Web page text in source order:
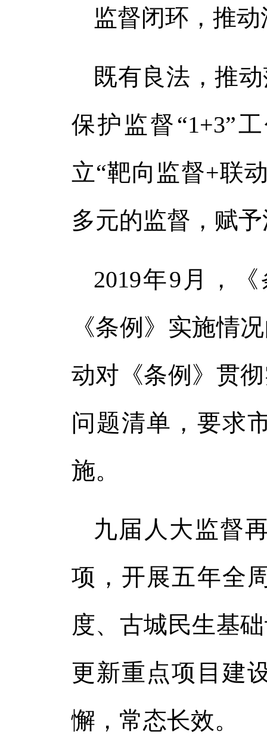
监督闭环，推
既有良法，推
保护监督“1+3”
立“靶向监督+联
多元的监督，赋
2019年9月，
《条例》实施情
动对《条例》贯
问题清单，要求
施。
九届人大监督
项，开展五年全
度、古城民生基
更新重点项目建
懈，常态长效。